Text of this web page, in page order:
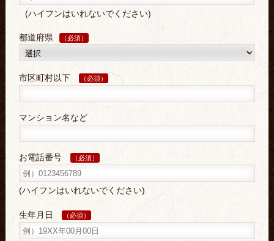
(ハイフンはいれないでください)
都道府県 （必須）
市区町村以下 （必須）
マンション名など
お電話番号 （必須）
(ハイフンはいれないでください)
生年月日 （必須）